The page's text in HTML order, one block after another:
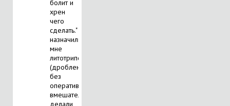
болит и
хрен
чего
сделать."
назначили
мне
литотрипсию
(дробление
без
оперативного
вмешательства)
делали